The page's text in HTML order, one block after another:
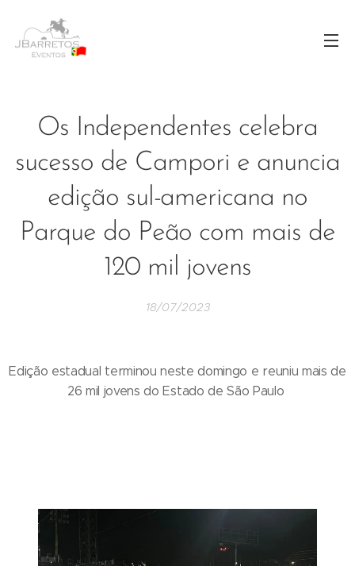
Os Independentes celebra
sucesso de Campori e anuncia
edição sul-americana no
Parque do Peão com mais de
120 mil jovens
18/07/2023
Edição estadual terminou neste domingo e reuniu mais de
26 mil jovens do Estado de São Paulo